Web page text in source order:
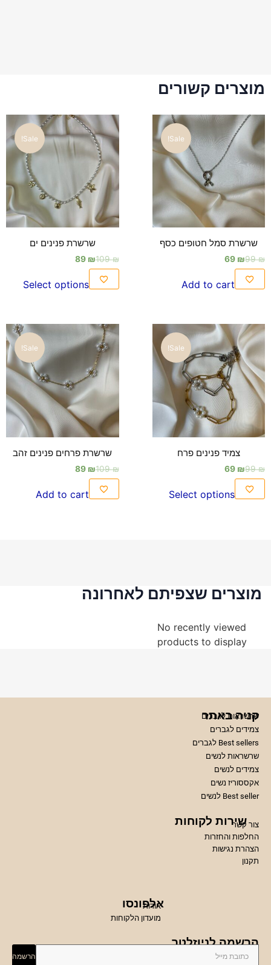
מוצרים קשורים
Sale!
שרשרת סמל חטופים כסף
99₪
69 ₪
Add to cart
Sale!
שרשרת פנינים ים
109₪
89 ₪
Select options
Sale!
צמיד פנינים פרח
99₪
69 ₪
Select options
Sale!
שרשרת פרחים פנינים זהב
109₪
89 ₪
Add to cart
מוצרים שצפיתם לאחרונה
No recently viewed
products to display
הרשמה לניוזלטר
הרשמה
אלפונסו
אודות
מועדון הלקוחות
שירות לקוחותצור קשר
החלפות והחזרות
הצהרת נגישות
תקנון
קניה באתר
שרשראות לגברים
צמידים לגברים
Best sellers לגברים
שרשראות לנשים
צמידים לנשים
אקססוריז נשים
Best seller לנשים